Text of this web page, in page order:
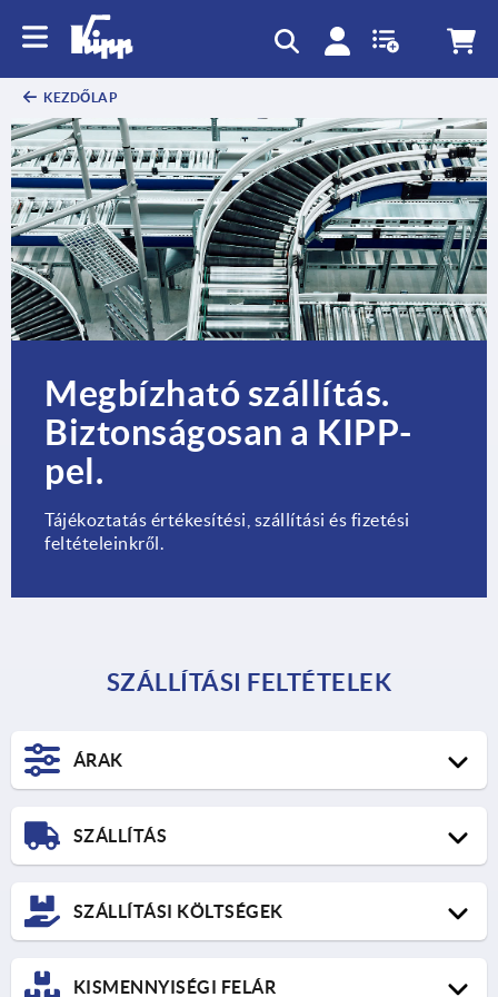
KEZDŐLAP
Megbízható szállítás.
Biztonságosan a KIPP-
pel.
Tájékoztatás értékesítési, szállítási és fizetési
feltételeinkről.
SZÁLLÍTÁSI FELTÉTELEK
ÁRAK
SZÁLLÍTÁS
SZÁLLÍTÁSI KÖLTSÉGEK
Itt találja a UPS szabványos szállítási díjtáblázatát és
KISMENNYISÉGI FELÁR